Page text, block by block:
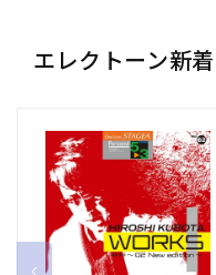
エレクトーン新着